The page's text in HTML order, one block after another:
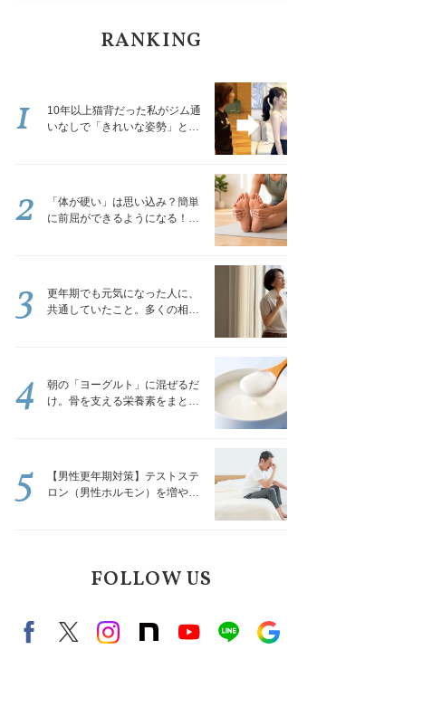
RANKING
10年以上猫背だった私がジム通
いなしで「きれいな姿勢」と褒
1
「体が硬い」は思い込み？簡単
に前屈ができるようになる！腿
2
更年期でも元気になった人に、
共通していたこと。多くの相談
3
朝の「ヨーグルト」に混ぜるだ
け。骨を支える栄養素をまとめ
4
【男性更年期対策】テストステ
ロン（男性ホルモン）を増やす
5
FOLLOW US
FacebookX（旧twitter）
instagram
note Youtubeline